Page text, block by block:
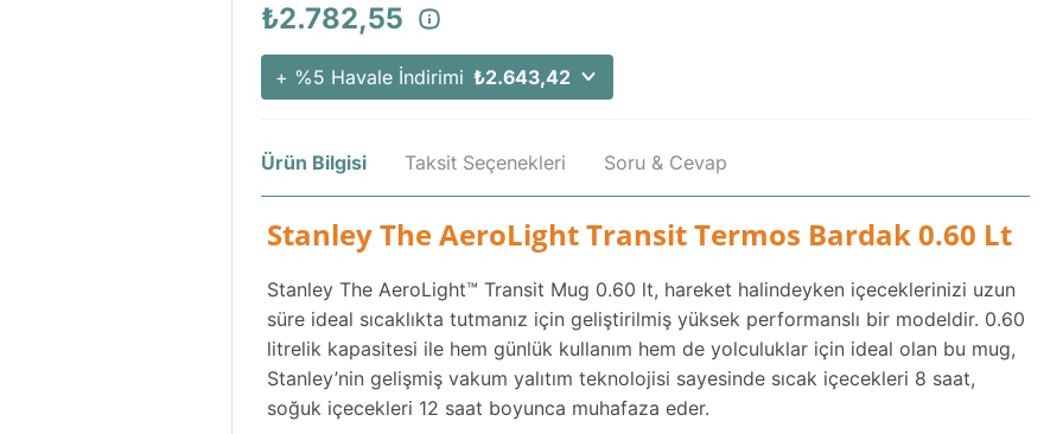
₺2.782,55
+ %5 Havale İndirimi ₺2.643,42
Ürün Bilgisi Taksit Seçenekleri Soru & Cevap
Stanley The AeroLight Transit Termos Bardak 0.60 Lt
Stanley The AeroLight™ Transit Mug 0.60 lt, hareket halindeyken içeceklerinizi uzun
süre ideal sıcaklıkta tutmanız için geliştirilmiş yüksek performanslı bir modeldir. 0.60
litrelik kapasitesi ile hem günlük kullanım hem de yolculuklar için ideal olan bu mug,
Stanley’nin gelişmiş vakum yalıtım teknolojisi sayesinde sıcak içecekleri 8 saat,
soğuk içecekleri 12 saat boyunca muhafaza eder.